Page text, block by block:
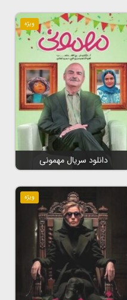
ویژه
دانلود سریال مهمونی
ویژه